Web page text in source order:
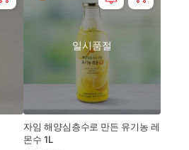
자임 해양심층수로 만든 유기농 레
몬수 1L
일시품절